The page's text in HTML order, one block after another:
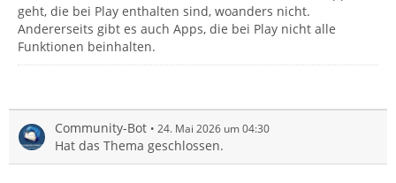
geht, die bei Play enthalten sind, woanders nicht.
Andererseits gibt es auch Apps, die bei Play nicht alle
Funktionen beinhalten.
Community-Bot 24. Mai 2026 um 04:30
Hat das Thema geschlossen.